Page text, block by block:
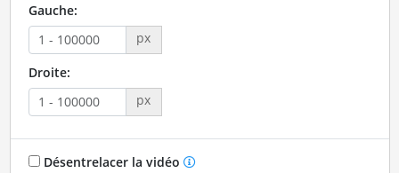
Gauche:
px
Droite:
px
Désentrelacer la vidéo